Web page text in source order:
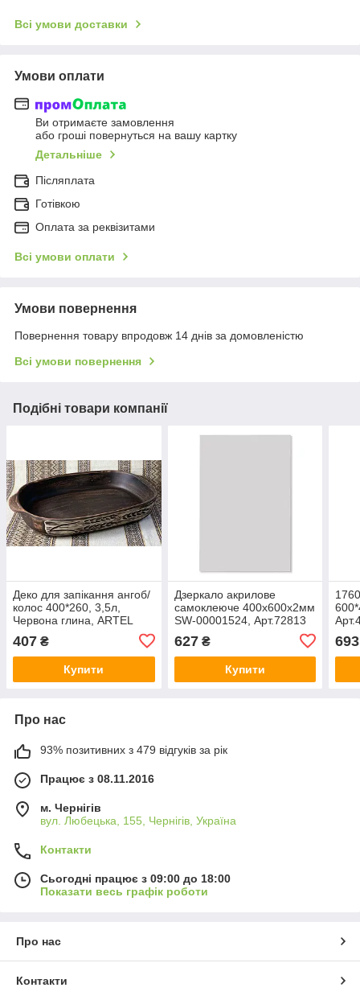
Всі умови доставки
Умови оплати
Ви отримаєте замовлення
або гроші повернуться на вашу картку
Детальніше
Післяплата
Готівкою
Оплата за реквізитами
Всі умови оплати
Умови повернення
Повернення товару впродовж 14 днів за домовленістю
Всі умови повернення
Подібні товари компанії
Деко для запікання ангоб/
колос 400*260, 3,5л,
Червона глина, ARTEL
407 ₴
Купити
Дзеркало акрилове
самоклеюче 400х600х2мм
SW-00001524, Арт.72813
627₴
Купити
693
Про нас
93% позитивних з 479 відгуків за рік
Працює з 08.11.2016
м. Чернігів
вул. Любецька, 155, Чернігів, Україна
Контакти
Сьогодні працює з 09:00 до 18:00
Показати весь графік роботи
Про нас
Контакти